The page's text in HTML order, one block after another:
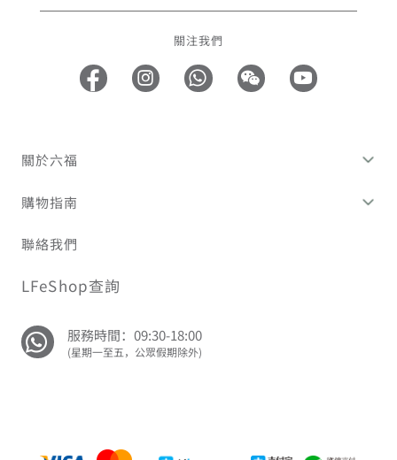
關注我們
關於六福
購物指南
聯絡我們
LFeShop查詢
服務時間：09:30-18:00
(星期一至五，公眾假期除外)